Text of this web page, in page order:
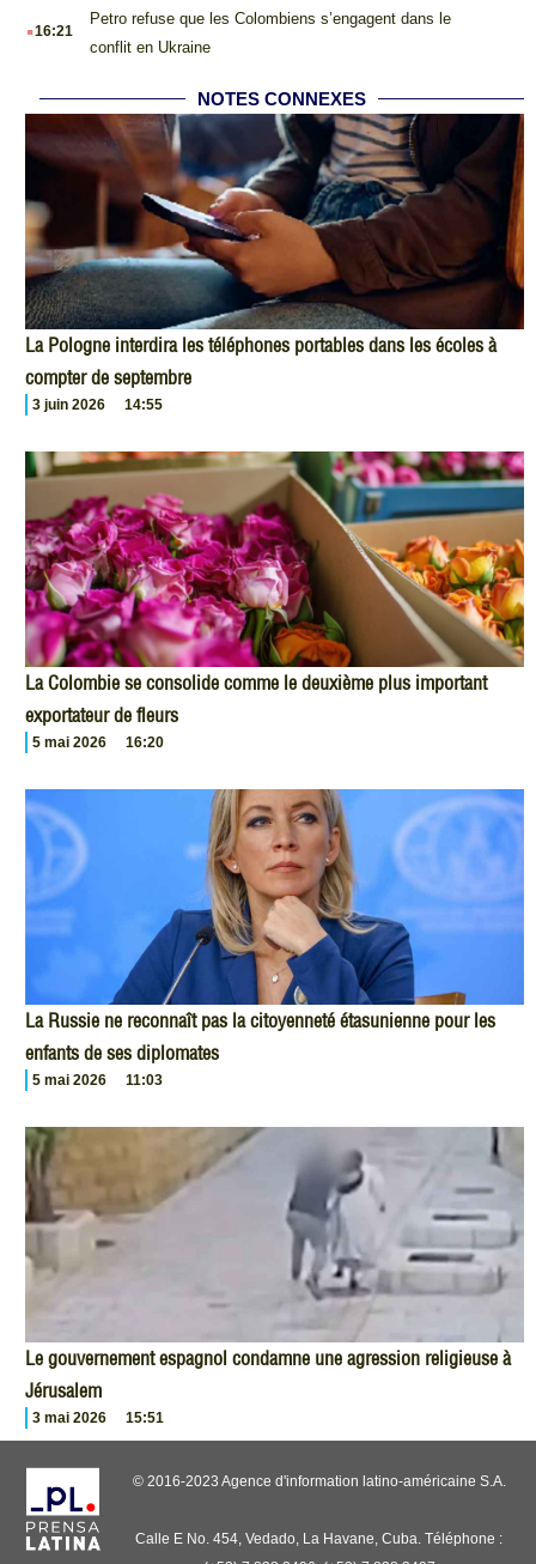
.16:21
Petro refuse que les Colombiens s’engagent dans le
conflit en Ukraine
NOTES CONNEXES
La Pologne interdira les téléphones portables dans les écoles à
compter de septembre
3 juin 2026 14:55
La Colombie se consolide comme le deuxième plus important
exportateur de fleurs
5 mai 2026 16:20
La Russie ne reconnaît pas la citoyenneté étasunienne pour les
enfants de ses diplomates
5 mai 2026 11:03
Le gouvernement espagnol condamne une agression religieuse à
Jérusalem
3 mai 2026 15:51
© 2016-2023 Agence d'information latino-américaine S.A.
Calle E No. 454, Vedado, La Havane, Cuba. Téléphone :